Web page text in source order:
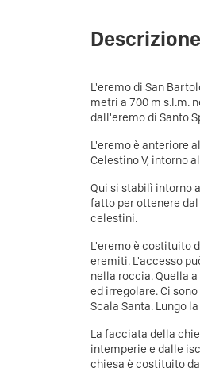
Descrizione
L'eremo di San
metri a 700 m s.l.m.
dall'eremo di Santo
L'eremo è anteriore
Celestino V, intorno
Qui si stabilì intorno
fatto per ottenere
celestini.
L'eremo è costituito
eremiti. L'accesso
nella roccia. Quella
ed irregolare. Ci
Scala Santa. Lungo
La facciata della
intemperie e dalle
chiesa è costituito